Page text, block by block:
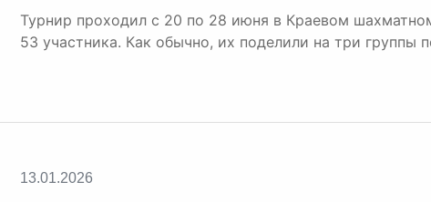
Турнир проходил с 20 по 28 июня в Краевом
53 участника. Как обычно, их поделили на три группы
13.01.2026